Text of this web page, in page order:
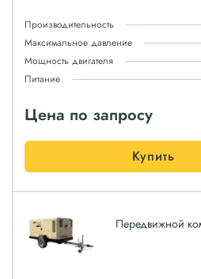
Производительность
Максимальное давление
Мощность двигателя
Питание
Цена по запросу
Купить
Передвижной